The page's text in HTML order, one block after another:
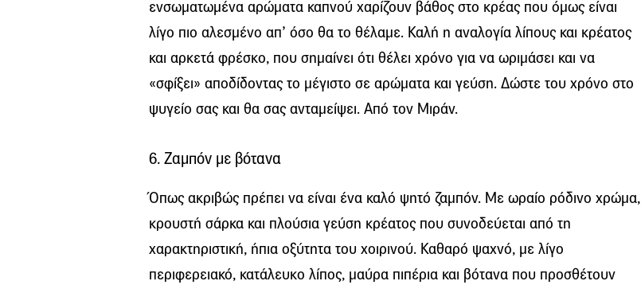
ενσωματωμένα αρώματα καπνού χαρίζουν βάθος στο κρέας που όμως είναι
λίγο πιο αλεσμένο απ’ όσο θα το θέλαμε. Καλή η αναλογία λίπους και κρέατος
και αρκετά φρέσκο, που σημαίνει ότι θέλει χρόνο για να ωριμάσει και να
«σφίξει» αποδίδοντας το μέγιστο σε αρώματα και γεύση. Δώστε του χρόνο στο
ψυγείο σας και θα σας ανταμείψει. Από τον Μιράν.
6. Ζαμπόν με βότανα
Όπως ακριβώς πρέπει να είναι ένα καλό ψητό ζαμπόν. Με ωραίο ρόδινο χρώμα,
κρουστή σάρκα και πλούσια γεύση κρέατος που συνοδεύεται από τη
χαρακτηριστική, ήπια οξύτητα του χοιρινού. Καθαρό ψαχνό, με λίγο
περιφερειακό, κατάλευκο λίπος, μαύρα πιπέρια και βότανα που προσθέτουν